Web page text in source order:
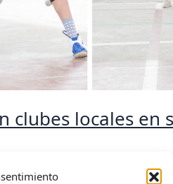
locales en